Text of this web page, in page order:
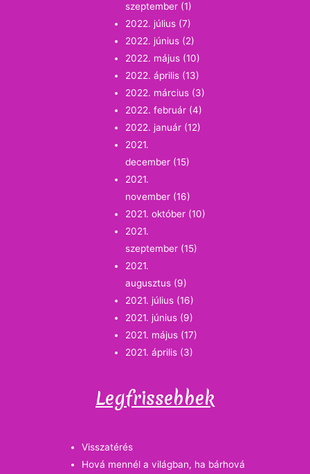
szeptember (1)
2022. július (7)
2022. június (2)
2022. május (10)
2022. április (13)
2022. március (3)
2022. február (4)
2022. január (12)
2021.
december (15)
2021.
november (16)
2021. október (10)
2021.
szeptember (15)
2021.
augusztus (9)
2021. július (16)
2021. június (9)
2021. május (17)
2021. április (3)
Legfrissebbek
Visszatérés
Hová mennél a világban, ha bárhová